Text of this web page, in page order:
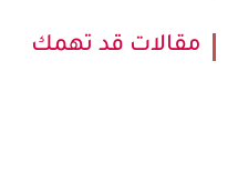
مقالات قد تهمك